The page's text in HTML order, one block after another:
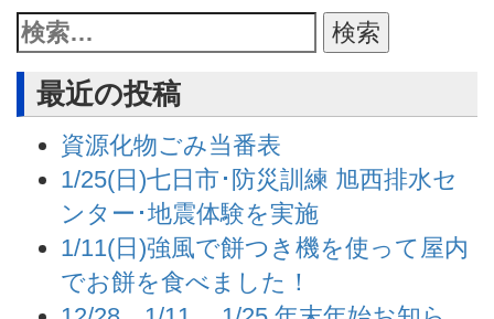
最近の投稿
資源化物ごみ当番表
1/25(日)七日市･防災訓練 旭西排水セ
ンター･地震体験を実施
1/11(日)強風で餅つき機を使って屋内
でお餅を食べました！